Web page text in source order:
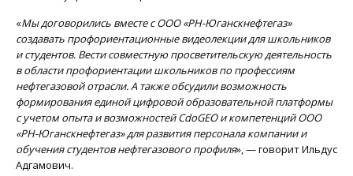
«Мы договорились вместе с ООО «РН-Юганскнефтегаз»
создавать профориентационные видеолекции для школьников
и студентов. Вести совместную просветительскую деятельность
в области профориентации школьников по профессиям
нефтегазовой отрасли. А также обсудили возможность
формирования единой цифровой образовательной платформы
с учетом опыта и возможностей CdoGEO и компетенций ООО
«РН-Юганскнефтегаз» для развития персонала компании и
обучения студентов нефтегазового профиля», — говорит Ильдус
Адгамович.